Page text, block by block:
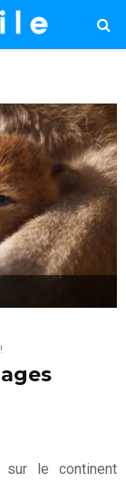
sur le continent